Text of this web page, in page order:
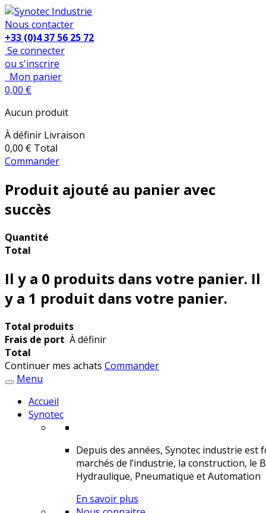
Nous contacter
+33 (0)4 37 56 25 72
Se connecter
ou s'inscrire
Mon panier
0,00 €
Aucun produit
À définir Livraison
0,00 € Total
Commander
Produit ajouté au panier avec
succès
Quantité
Total
Il y a 0 produits dans votre panier. Il
y a 1 produit dans votre panier.
Total produits
Frais de port À définir
Total
Continuer mes achats Commander
Menu
Accueil
Synotec
Depuis des années, Synotec industrie
marchés de l’industrie, la construction, le
Hydraulique, Pneumatique et Automation
En savoir plus